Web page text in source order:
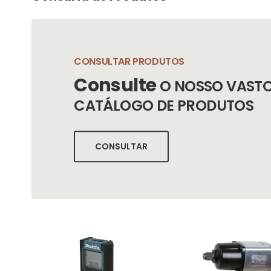
CONSULTAR PRODUTOS
ConsulteO NOSSO
CATÁLOGO DE PRODUTOS
CONSULTAR